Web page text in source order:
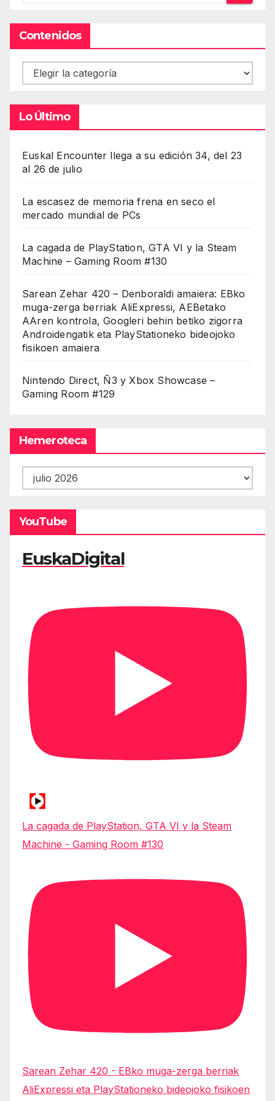
Contenidos
Contenidos
Lo Último
Euskal Encounter llega a su edición 34, del 23
al 26 de julio
La escasez de memoria frena en seco el
mercado mundial de PCs
La cagada de PlayStation, GTA VI y la Steam
Machine – Gaming Room #130
Sarean Zehar 420 – Denboraldi amaiera: EBko
muga-zerga berriak AliExpressi, AEBetako
AAren kontrola, Googleri behin betiko zigorra
Androidengatik eta PlayStationeko bideojoko
fisikoen amaiera
Nintendo Direct, Ñ3 y Xbox Showcase –
Gaming Room #129
Hemeroteca
Hemeroteca
YouTube
EuskaDigital
La cagada de PlayStation, GTA VI y la Steam
Machine - Gaming Room #130
Sarean Zehar 420 - EBko muga-zerga berriak
AliExpressi eta PlayStationeko bideojoko fisikoen